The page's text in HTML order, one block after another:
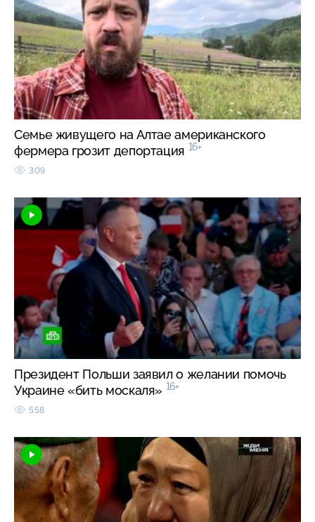
Семье живущего на Алтае американского
фермера грозит депортация 16+
309
Президент Польши заявил о желании помочь
Украине «бить москаля» 16+
558